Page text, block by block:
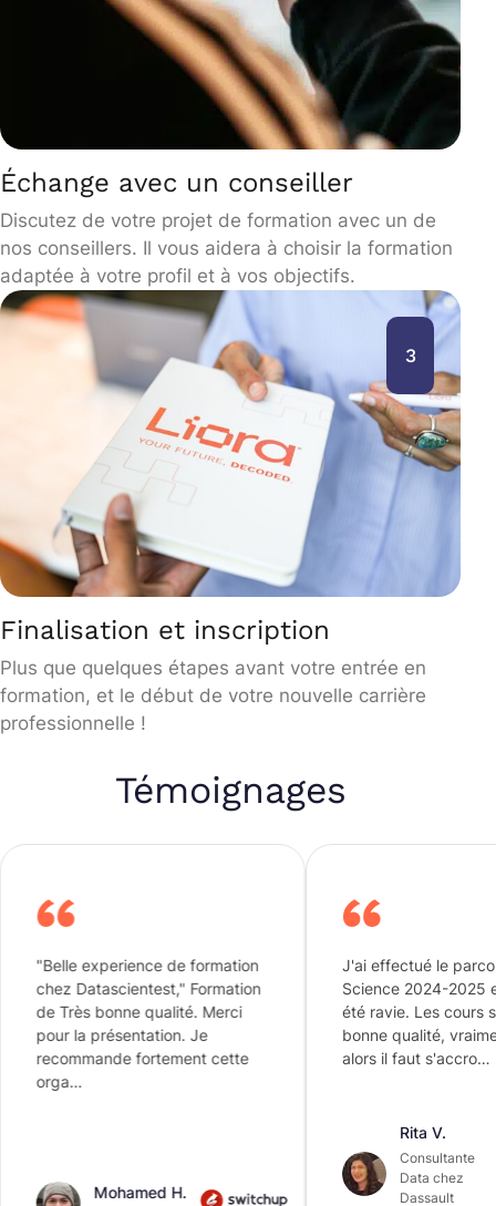
Échange avec un conseiller
Discutez de votre projet de formation avec un de
nos conseillers. Il vous aidera à choisir la formation
adaptée à votre profil et à vos objectifs.
3
Finalisation et inscription
Plus que quelques étapes avant votre entrée en
formation, et le début de votre nouvelle carrière
professionnelle !
Témoignages
experience de formation
Datascientest," Formation
bonne qualité. Merci
la présentation. Je
fortement cette
Mohamed H.
J'ai effectué le parcours
Science 2024-2025 et j'en ai
été ravie. Les cours sont de
bonne qualité, vraiment
alors il faut s'accro…
Consultante
Data chez
Dassault